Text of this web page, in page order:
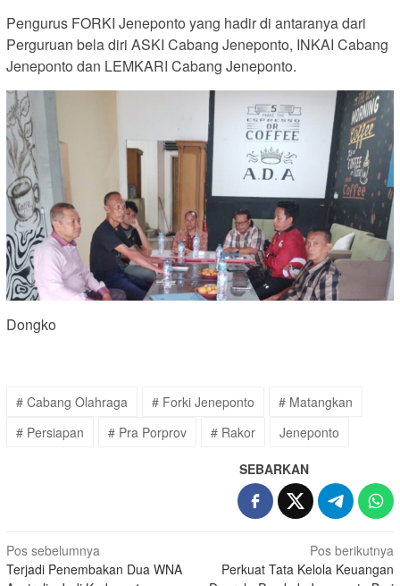
Pengurus FORKI Jeneponto yang hadir di antaranya dari
Perguruan bela diri ASKI Cabang Jeneponto, INKAI Cabang
Jeneponto dan LEMKARI Cabang Jeneponto.
Dongko
# Cabang Olahraga # Forki Jeneponto
# Matangkan
# Persiapan
# Pra Porprov # Rakor Jeneponto
SEBARKAN
Navigasi
pos
Pos sebelumnya
Terjadi Penembakan Dua WNA
Pos berikutnya
Perkuat Tata Kelola Keuangan